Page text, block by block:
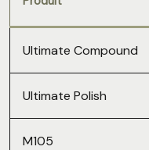
Ultimate Compound
Ultimate Polish
M105